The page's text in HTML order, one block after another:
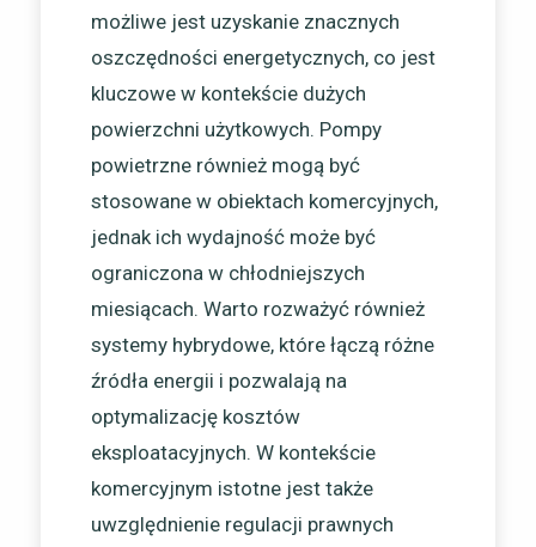
możliwe jest uzyskanie znacznych
oszczędności energetycznych, co jest
kluczowe w kontekście dużych
powierzchni użytkowych. Pompy
powietrzne również mogą być
stosowane w obiektach komercyjnych,
jednak ich wydajność może być
ograniczona w chłodniejszych
miesiącach. Warto rozważyć również
systemy hybrydowe, które łączą różne
źródła energii i pozwalają na
optymalizację kosztów
eksploatacyjnych. W kontekście
komercyjnym istotne jest także
uwzględnienie regulacji prawnych